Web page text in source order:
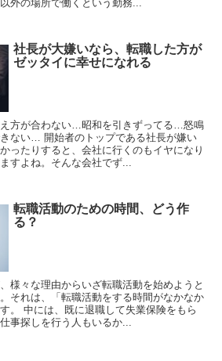
外の場所で働くという勤務...
社長が大嫌いなら、転職した方が
ゼッタイに幸せになれる
方が合わない…昭和を引きずってる…怒鳴
ない… 開始者のトップである社長が嫌い
ったりすると、会社に行くのもイヤになり
すよね。そんな会社でず...
転職活動のための時間、どう作
る？
様々な理由からいざ転職活動を始めようと
それは、「転職活動をする時間がなかなか
。 中には、既に退職して失業保険をもら
事探しを行う人もいるか...